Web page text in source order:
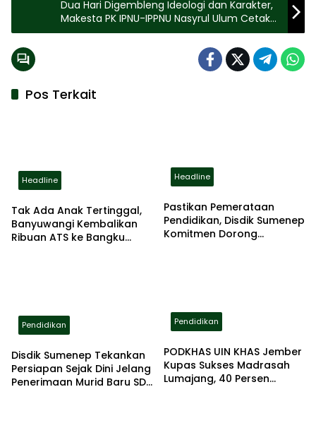
Dua Hari Digembleng Ideologi dan Karakter,
Makesta PK IPNU-IPPNU Nasyrul Ulum Cetak
Kader Santri Militan Aswaja
Pos Terkait
Headline
Tak Ada Anak Tertinggal,
Banyuwangi Kembalikan
Ribuan ATS ke Bangku
Headline
Pastikan Pemerataan
Pendidikan, Disdik Sumenep
Komitmen Dorong
Pendidikan
Disdik Sumenep Tekankan
Persiapan Sejak Dini Jelang
Penerimaan Murid Baru SD
Pendidikan
PODKHAS UIN KHAS Jember
Kupas Sukses Madrasah
Lumajang, 40 Persen